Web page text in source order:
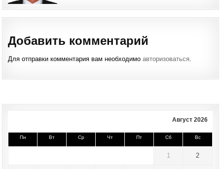
Добавить комментарий
Для отправки комментария вам необходимоавторизоваться
Август 2026
Пн Вт Ср Чт Пт Сб Вс
1 2